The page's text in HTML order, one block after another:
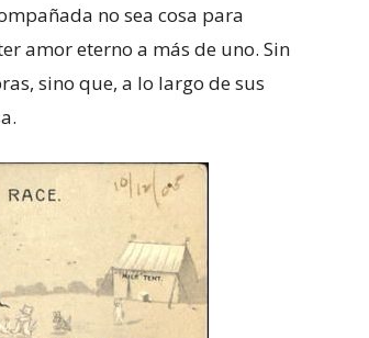
no sea cosa para
amor eterno a más de uno. Sin
sino que, a lo largo de sus